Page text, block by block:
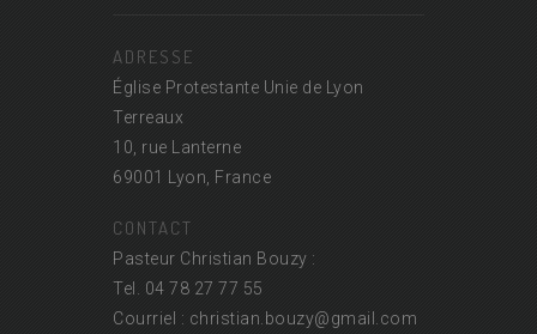
ADRESSE
Église Protestante Unie de Lyon
Terreaux
10, rue Lanterne
69001 Lyon, France
CONTACT
Pasteur Christian Bouzy :
Tel. 04 78 27 77 55
Courriel : christian.bouzy@gmail.com